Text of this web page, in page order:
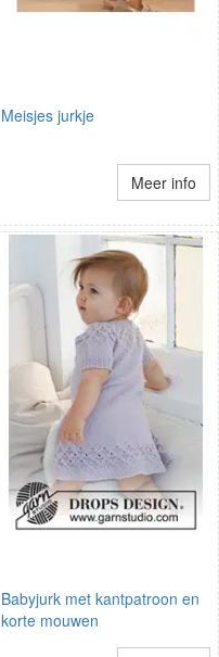
Meisjes jurkje
Meer info
Babyjurk met kantpatroon en
korte mouwen